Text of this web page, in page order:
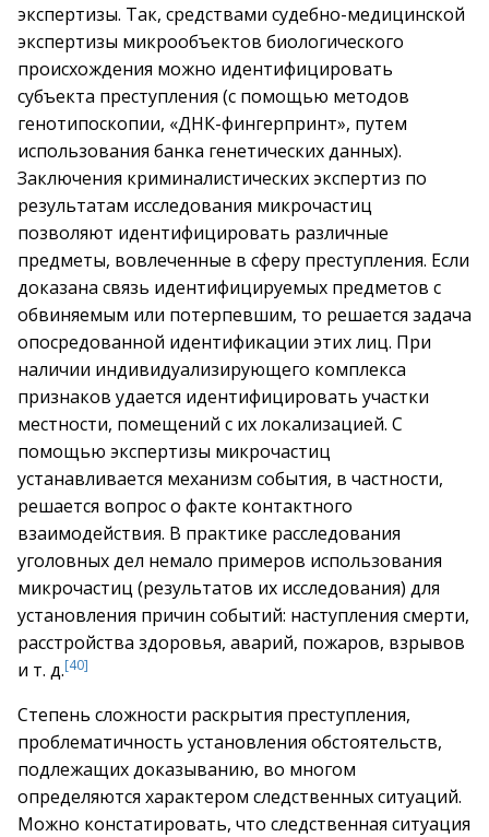
экспертизы. Так, средствами судебно-медицинской
экспертизы микрообъектов биологического
происхождения можно идентифицировать
субъекта преступления (с помощью методов
генотипоскопии, «ДНК-фингерпринт», путем
использования банка генетических данных).
Заключения криминалистических экспертиз по
результатам исследования микрочастиц
позволяют идентифицировать различные
предметы, вовлеченные в сферу преступления. Если
доказана связь идентифицируемых предметов с
обвиняемым или потерпевшим, то решается задача
опосредованной идентификации этих лиц. При
наличии индивидуализирующего комплекса
признаков удается идентифицировать участки
местности, помещений с их локализацией. С
помощью экспертизы микрочастиц
устанавливается механизм события, в частности,
решается вопрос о факте контактного
взаимодействия. В практике расследования
уголовных дел немало примеров использования
микрочастиц (результатов их исследования) для
установления причин событий: наступления смерти,
расстройства здоровья, аварий, пожаров, взрывов
и т. д.[40]
Степень сложности раскрытия преступления,
проблематичность установления обстоятельств,
подлежащих доказыванию, во многом
определяются характером следственных ситуаций.
Можно констатировать, что следственная ситуация